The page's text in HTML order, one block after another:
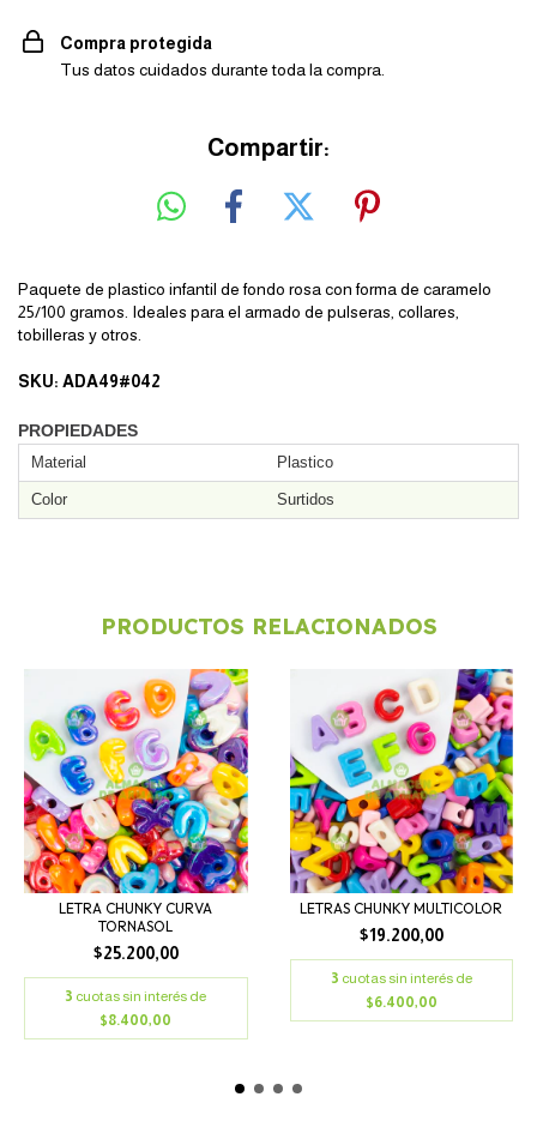
Compra protegida
Tus datos cuidados durante toda la compra.
Compartir:
Paquete de plastico infantil de fondo rosa con forma de caramelo
25/100 gramos. Ideales para el armado de pulseras, collares,
tobilleras y otros.
SKU: ADA49#042
PROPIEDADES
Material Plastico
Color Surtidos
PRODUCTOS RELACIONADOS
LETRA CHUNKY CURVA
TORNASOL
$25.200,00
3 cuotas sin interés de
$8.400,00
LETRAS CHUNKY MULTICOLOR
$19.200,00
3 cuotas sin interés de
$6.400,00